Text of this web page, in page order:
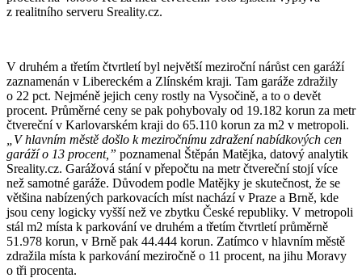
z realitního serveru Sreality.cz.
V druhém a třetím čtvrtletí byl největší meziroční nárůst cen garáží
zaznamenán v Libereckém a Zlínském kraji. Tam garáže zdražily
o 22 pct. Nejméně jejich ceny rostly na Vysočině, a to o devět
procent. Průměrné ceny se pak pohybovaly od 19.182 korun za metr
čtvereční v Karlovarském kraji do 65.110 korun za m2 v metropoli.
„V hlavním městě došlo k meziročnímu zdražení nabídkových cen
garáží o 13 procent,” poznamenal Štěpán Matějka, datový analytik
Sreality.cz. Garážová stání v přepočtu na metr čtvereční stojí více
než samotné garáže. Důvodem podle Matějky je skutečnost, že se
většina nabízených parkovacích míst nachází v Praze a Brně, kde
jsou ceny logicky vyšší než ve zbytku České republiky. V metropoli
stál m2 místa k parkování ve druhém a třetím čtvrtletí průměrně
51.978 korun, v Brně pak 44.444 korun. Zatímco v hlavním městě
zdražila místa k parkování meziročně o 11 procent, na jihu Moravy
o tři procenta.